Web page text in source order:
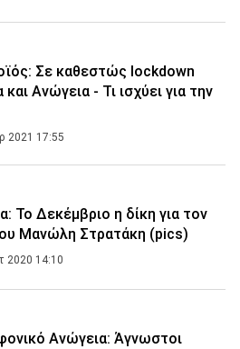
Σε καθεστώς lockdown
Ανώγεια - Τι ισχύει για την
2021 17:55
Το Δεκέμβριο η δίκη για τον
Μανώλη Στρατάκη (pics)
2020 14:10
Ανώγεια: Άγνωστοι